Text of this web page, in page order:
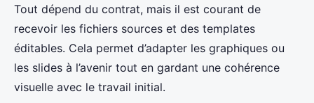
Tout dépend du contrat, mais il est courant de
recevoir les fichiers sources et des templates
éditables. Cela permet d’adapter les graphiques ou
les slides à l’avenir tout en gardant une cohérence
visuelle avec le travail initial.